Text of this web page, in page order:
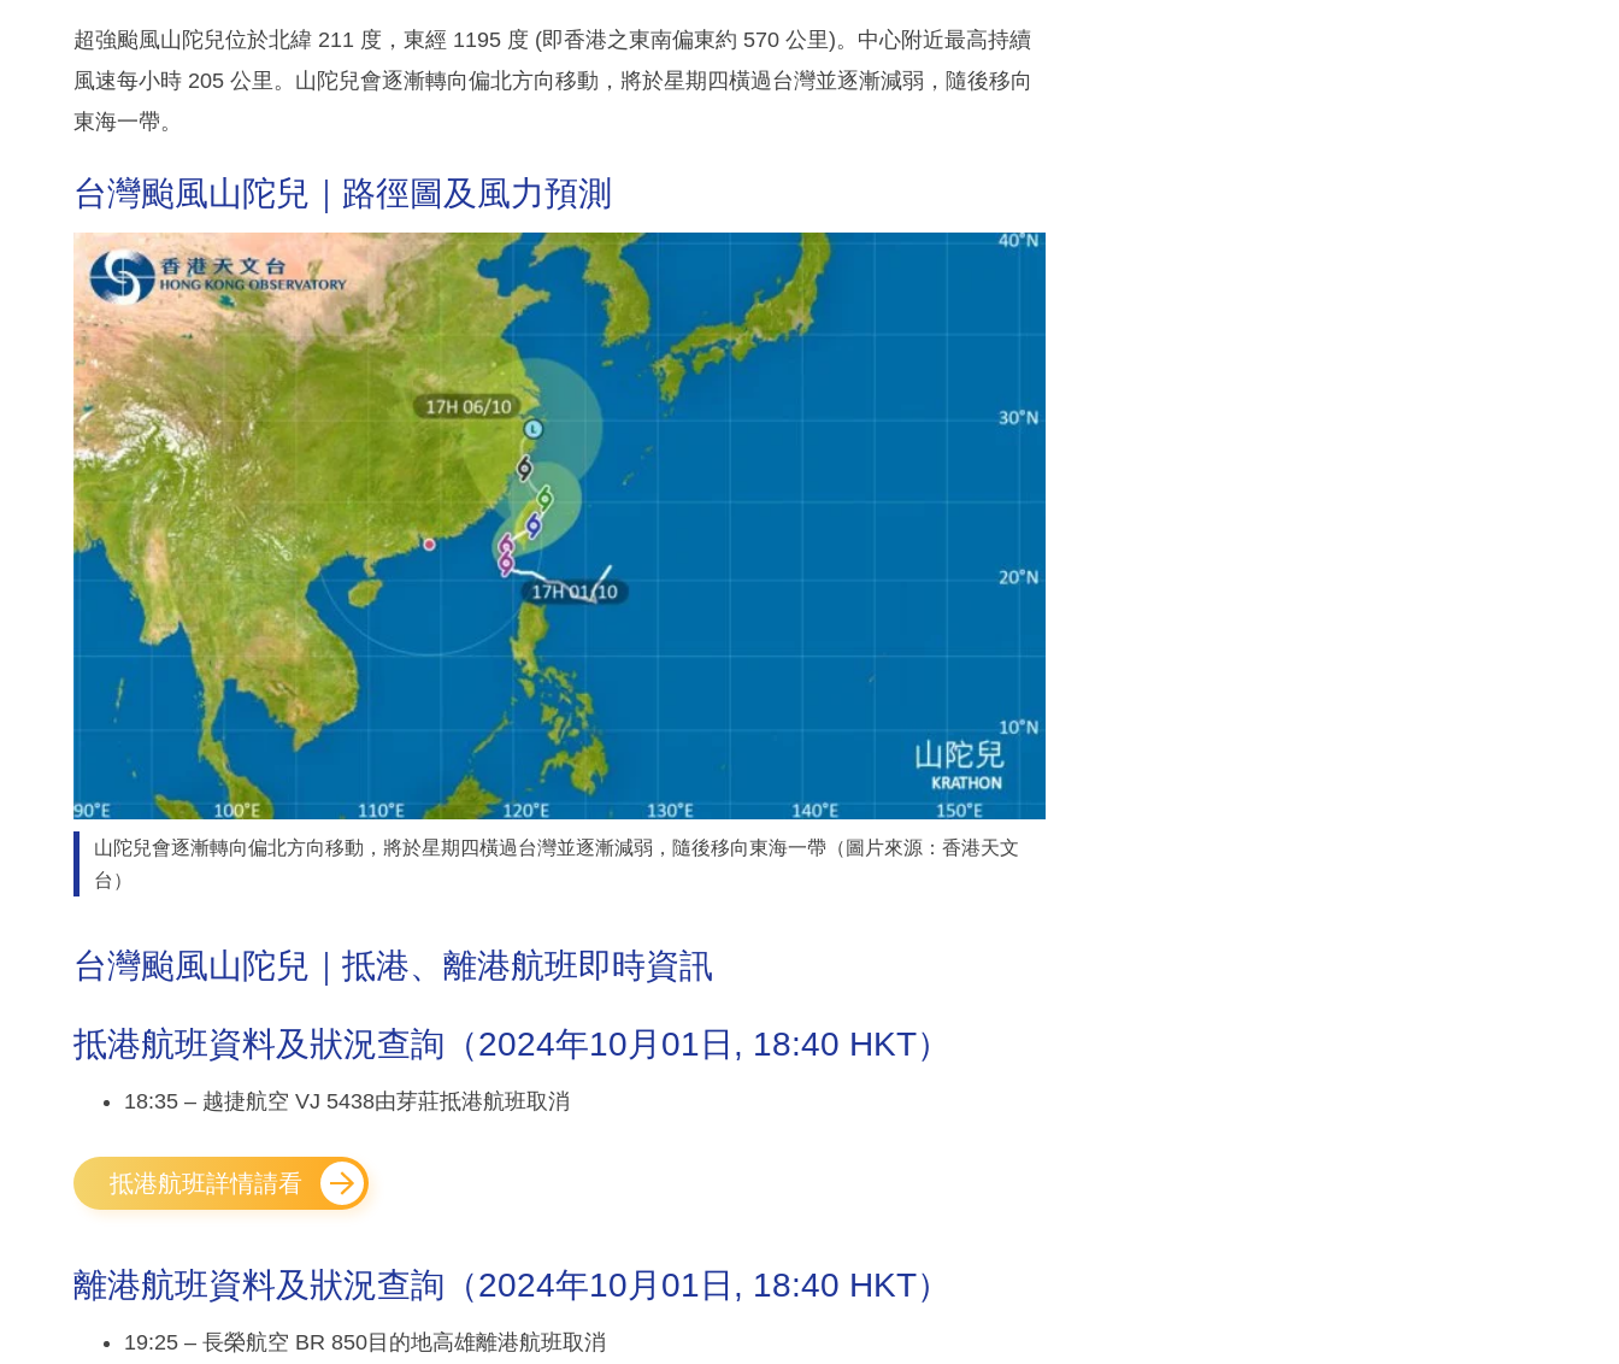
超強颱風山陀兒位於北緯 211 度，東經 1195 度 (即香港之東南偏東約 570 公里)。中心附近最高持續
風速每小時 205 公里。山陀兒會逐漸轉向偏北方向移動，將於星期四橫過台灣並逐漸減弱，隨後移向
東海一帶。
台灣颱風山陀兒｜路徑圖及風力預測
山陀兒會逐漸轉向偏北方向移動，將於星期四橫過台灣並逐漸減弱，隨後移向東海一帶（圖片來源：香港天文
台）
台灣颱風山陀兒｜抵港、離港航班即時資訊
抵港航班資料及狀況查詢（2024年10月01日, 18:40 HKT）
18:35 – 越捷航空 VJ 5438由芽莊抵港航班取消
抵港航班詳情請看
離港航班資料及狀況查詢（2024年10月01日, 18:40 HKT）
19:25 – 長榮航空 BR 850目的地高雄離港航班取消